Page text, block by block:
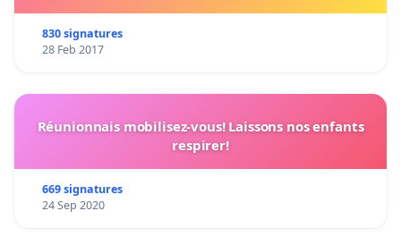
830 signatures
28 Feb 2017
Réunionnais mobilisez-vous! Laissons nos enfants
respirer!
669 signatures
24 Sep 2020